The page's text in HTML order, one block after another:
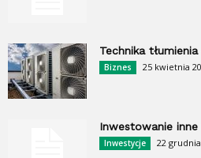
Technika
Biznes 25 kwietnia
Inwestowanie
Inwestycje 22